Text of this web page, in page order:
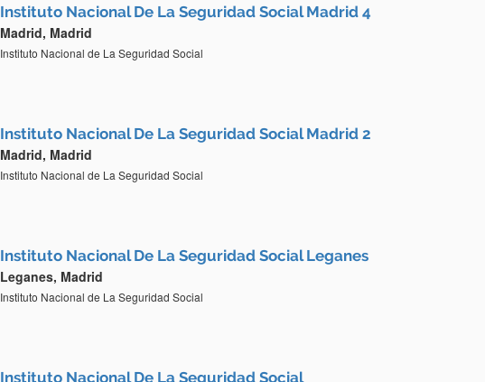
Instituto Nacional De La Seguridad Social Madrid 4
Madrid, Madrid
Instituto Nacional de La Seguridad Social
Instituto Nacional De La Seguridad Social Madrid 2
Madrid, Madrid
Instituto Nacional de La Seguridad Social
Instituto Nacional De La Seguridad Social Leganes
Leganes, Madrid
Instituto Nacional de La Seguridad Social
Instituto Nacional De La Seguridad Social